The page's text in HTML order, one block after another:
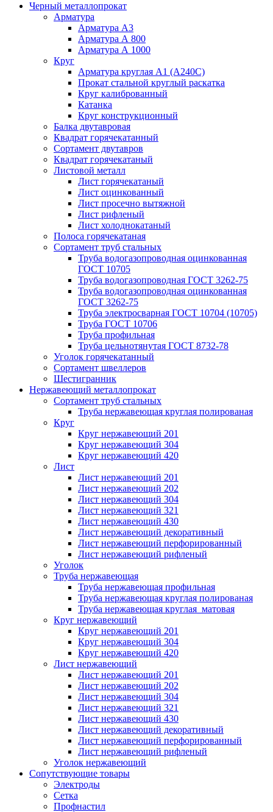
Черный металлопрокат
Арматура
Арматура А3
Арматура А 800
Арматура А 1000
Круг
Арматура круглая А1 (А240C)
Прокат стальной круглый раскатка
Круг калиброванный
Катанка
Круг конструкционный
Балка двутавровая
Квадрат горячекатанный
Сортамент двутавров
Квадрат горячекатаный
Листовой металл
Лист горячекатаный
Лист оцинкованный
Лист просечно вытяжной
Лист рифленый
Лист холоднокатаный
Полоса горячекатаная
Сортамент труб стальных
Труба водогазопроводная оцинкованная
ГОСТ 10705
Труба водогазопроводная ГОСТ 3262-75
Труба водогазопроводная оцинкованная
ГОСТ 3262-75
Труба электросварная ГОСТ 10704 (10705)
Труба ГОСТ 10706
Труба профильная
Труба цельнотянутая ГОСТ 8732-78
Уголок горячекатанный
Сортамент швеллеров
Шестигранник
Нержавеющий металлопрокат
Сортамент труб стальных
Труба нержавеющая круглая полированая
Круг
Круг нержавеющий 201
Круг нержавеющий 304
Круг нержавеющий 420
Лист
Лист нержавеющий 201
Лист нержавеющий 202
Лист нержавеющий 304
Лист нержавеющий 321
Лист нержавеющий 430
Лист нержавеющий декоративный
Лист нержавеющий перфорированный
Лист нержавеющий рифленый
Уголок
Труба нержавеющая
Труба нержавеющая профильная
Труба нержавеющая круглая полированая
Труба нержавеющая круглая матовая
Круг нержавеющий
Круг нержавеющий 201
Круг нержавеющий 304
Круг нержавеющий 420
Лист нержавеющий
Лист нержавеющий 201
Лист нержавеющий 202
Лист нержавеющий 304
Лист нержавеющий 321
Лист нержавеющий 430
Лист нержавеющий декоративный
Лист нержавеющий перфорированный
Лист нержавеющий рифленый
Уголок нержавеющий
Cопутствующие товары
Электроды
Сетка
Профнастил